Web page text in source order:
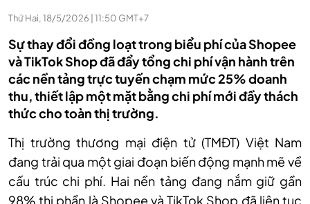
Thứ Hai, 18/5/2026 | 11:50 GMT+7
Sự thay đổi đồng loạt trong biểu phí của Shopee
và TikTok Shop đã đẩy tổng chi phí vận hành trên
các nền tảng trực tuyến chạm mức 25% doanh
thu, thiết lập một mặt bằng chi phí mới đầy thách
thức cho toàn thị trường.
Thị trường thương mại điện tử (TMĐT) Việt Nam
đang trải qua một giai đoạn biến động mạnh mẽ về
cấu trúc chi phí. Hai nền tảng đang nắm giữ gần
98% thị phần là Shopee và TikTok Shop đã liên tục